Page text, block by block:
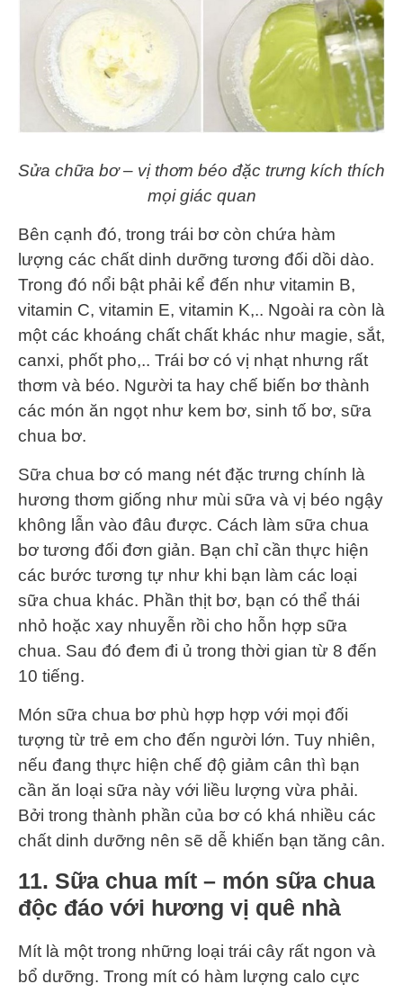
Sửa chữa bơ – vị thơm béo đặc trưng kích thích
mọi giác quan
Bên cạnh đó, trong trái bơ còn chứa hàm
lượng các chất dinh dưỡng tương đối dồi dào.
Trong đó nổi bật phải kể đến như vitamin B,
vitamin C, vitamin E, vitamin K,.. Ngoài ra còn là
một các khoáng chất chất khác như magie, sắt,
canxi, phốt pho,.. Trái bơ có vị nhạt nhưng rất
thơm và béo. Người ta hay chế biến bơ thành
các món ăn ngọt như kem bơ, sinh tố bơ, sữa
chua bơ.
Sữa chua bơ có mang nét đặc trưng chính là
hương thơm giống như mùi sữa và vị béo ngậy
không lẫn vào đâu được. Cách làm sữa chua
bơ tương đối đơn giản. Bạn chỉ cần thực hiện
các bước tương tự như khi bạn làm các loại
sữa chua khác. Phần thịt bơ, bạn có thể thái
nhỏ hoặc xay nhuyễn rồi cho hỗn hợp sữa
chua. Sau đó đem đi ủ trong thời gian từ 8 đến
10 tiếng.
Món sữa chua bơ phù hợp hợp với mọi đối
tượng từ trẻ em cho đến người lớn. Tuy nhiên,
nếu đang thực hiện chế độ giảm cân thì bạn
cần ăn loại sữa này với liều lượng vừa phải.
Bởi trong thành phần của bơ có khá nhiều các
chất dinh dưỡng nên sẽ dễ khiến bạn tăng cân.
11. Sữa chua mít – món sữa chua
độc đáo với hương vị quê nhà
Mít là một trong những loại trái cây rất ngon và
bổ dưỡng. Trong mít có hàm lượng calo cực